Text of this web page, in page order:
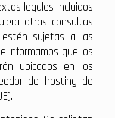
legales incluidos
otras consultas
sujetas a las
informamos que los
ubicados en los
de hosting de